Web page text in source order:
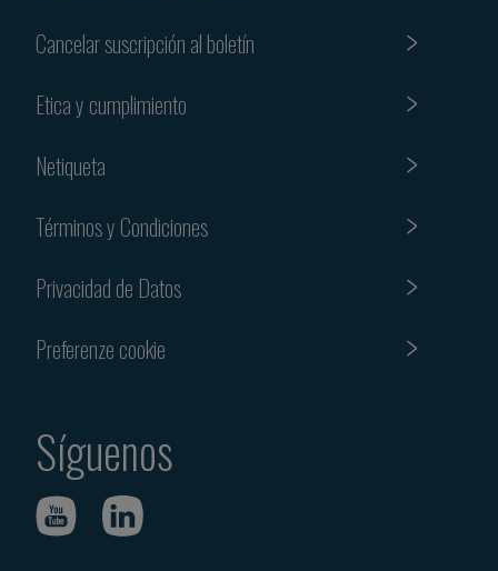
Cancelar suscripción al boletín
Etica y cumplimiento
Netiqueta
Términos y Condiciones
Privacidad de Datos
Preferenze cookie
Síguenos